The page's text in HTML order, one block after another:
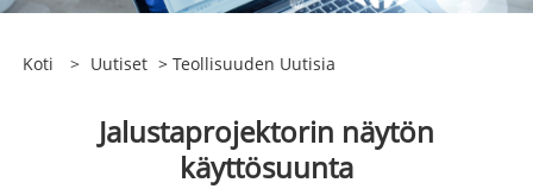
Koti > Uutiset > Teollisuuden Uutisia
Jalustaprojektorin näytön
käyttösuunta